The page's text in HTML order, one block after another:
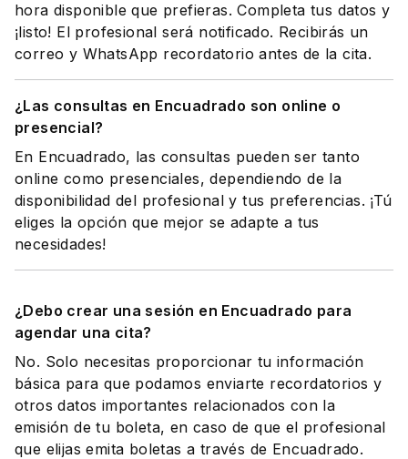
hora disponible que prefieras. Completa tus datos y
¡listo! El profesional será notificado. Recibirás un
correo y WhatsApp recordatorio antes de la cita.
¿Las consultas en Encuadrado son online o
presencial?
En Encuadrado, las consultas pueden ser tanto
online como presenciales, dependiendo de la
disponibilidad del profesional y tus preferencias. ¡Tú
eliges la opción que mejor se adapte a tus
necesidades!
¿Debo crear una sesión en Encuadrado para
agendar una cita?
No. Solo necesitas proporcionar tu información
básica para que podamos enviarte recordatorios y
otros datos importantes relacionados con la
emisión de tu boleta, en caso de que el profesional
que elijas emita boletas a través de Encuadrado.